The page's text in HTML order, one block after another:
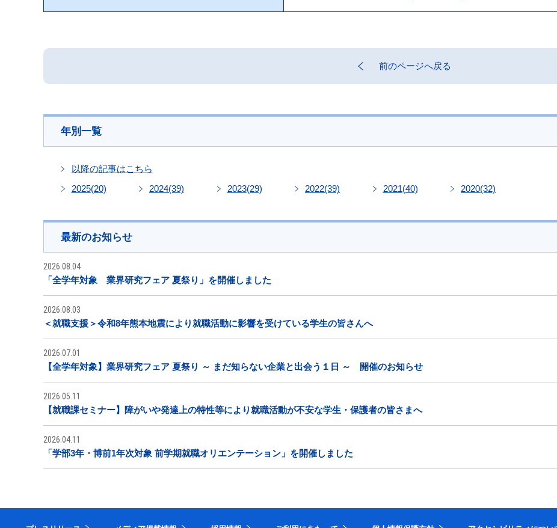
前のページへ戻る
年別一覧
以降の記事はこちら
2025(20) 2024(39) 2023(29) 2022(39) 2021(40) 2020(32)
最新のお知らせ
2026.08.04
「全学年対象 業界研究フェア 夏祭り」を開催しました
2026.08.03
＜就職支援＞令和8年熊本地震により就職活動に影響を受けている学生の皆さんへ
2026.07.01
【全学年対象】業界研究フェア 夏祭り ～ まだ知らない企業と出会う１日 ～ 開催のお知らせ
2026.05.11
【就職課セミナー】障がいや発達上の特性等により就職活動が不安な学生・保護者の皆さまへ
2026.04.11
「学部3年・博前1年次対象 前学期就職オリエンテーション」を開催しました